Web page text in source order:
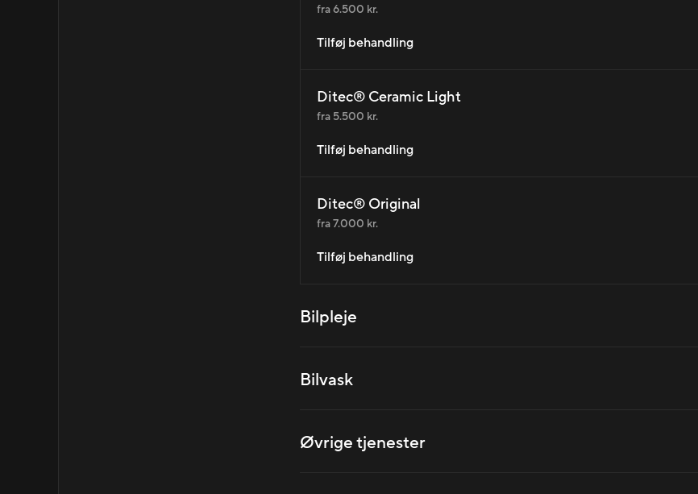
fra 6.500 kr.
Tilføj behandling
Ditec® Ceramic Light
fra 5.500 kr.
Tilføj behandling
Ditec® Original
fra 7.000 kr.
Tilføj behandling
Bilpleje
Bilvask
Øvrige tjenester